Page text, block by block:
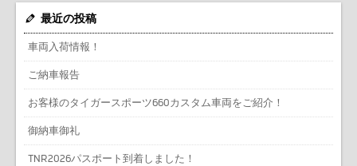
最近の投稿
車両入荷情報！
ご納車報告
お客様のタイガースポーツ660カスタム車両をご紹介！
御納車御礼
TNR2026パスポート到着しました！